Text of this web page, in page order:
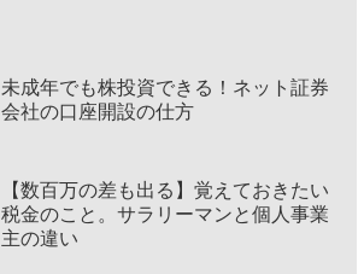
未成年でも株投資できる！ネット証券
会社の口座開設の仕方
【数百万の差も出る】覚えておきたい
税金のこと。サラリーマンと個人事業
主の違い